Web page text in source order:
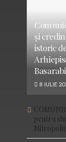
și
istoric
8 IULIE
pentru
Mitropolit